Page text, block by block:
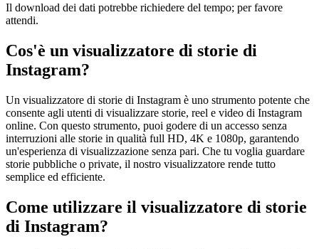
Il download dei dati potrebbe richiedere del tempo; per favore
attendi.
Cos'è un visualizzatore di storie di
Instagram?
Un visualizzatore di storie di Instagram è uno strumento potente che
consente agli utenti di visualizzare storie, reel e video di Instagram
online. Con questo strumento, puoi godere di un accesso senza
interruzioni alle storie in qualità full HD, 4K e 1080p, garantendo
un'esperienza di visualizzazione senza pari. Che tu voglia guardare
storie pubbliche o private, il nostro visualizzatore rende tutto
semplice ed efficiente.
Come utilizzare il visualizzatore di storie
di Instagram?